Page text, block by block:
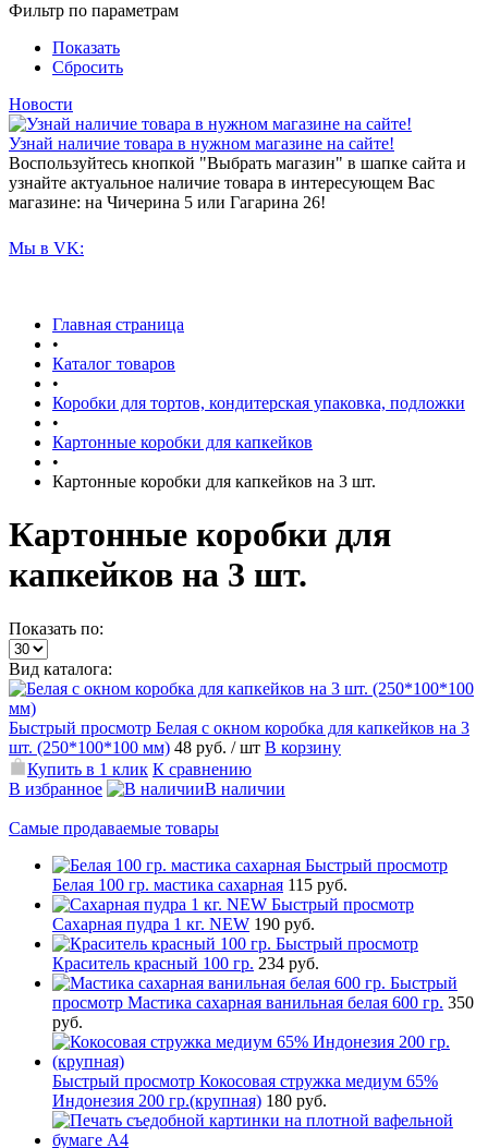
Фильтр по параметрам
Показать
Сбросить
Новости
Узнай наличие товара в нужном магазине на сайте!
Воспользуйтесь кнопкой "Выбрать магазин" в шапке сайта и
узнайте актуальное наличие товара в интересующем Вас
магазине: на Чичерина 5 или Гагарина 26!
Мы в VK:
Главная страница
•
Каталог товаров
•
Коробки для тортов, кондитерская упаковка, подложки
•
Картонные коробки для капкейков
•
Картонные коробки для капкейков на 3 шт.
Картонные коробки для
капкейков на 3 шт.
Показать по:
Вид каталога:
Быстрый просмотр Белая с окном коробка для капкейков на 3
шт. (250*100*100 мм) 48 руб. / шт В корзину
Купить в 1 клик К сравнению
В избранное
В наличии
Самые продаваемые товары
Быстрый просмотр
Белая 100 гр. мастика сахарная 115 руб.
Быстрый просмотр
Сахарная пудра 1 кг. NEW 190 руб.
Быстрый просмотр
Краситель красный 100 гр. 234 руб.
Быстрый
просмотр Мастика сахарная ванильная белая 600 гр. 350
руб.
Быстрый просмотр Кокосовая стружка медиум 65%
Индонезия 200 гр.(крупная) 180 руб.